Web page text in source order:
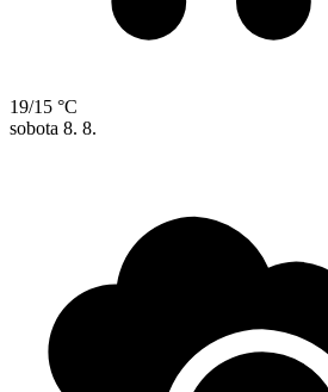
19/15 °C
sobota 8. 8.